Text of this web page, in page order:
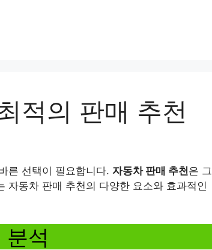
적의 판매 추천
른 선택이 필요합니다. 자동차 판매 추천은 그
자동차 판매 추천의 다양한 요소와 효과적인
석